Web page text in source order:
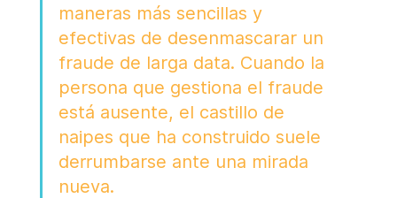
maneras más sencillas y
efectivas de desenmascarar un
fraude de larga data. Cuando la
persona que gestiona el fraude
está ausente, el castillo de
naipes que ha construido suele
derrumbarse ante una mirada
nueva.